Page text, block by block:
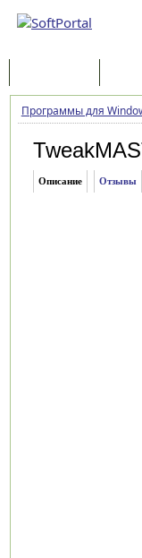
Программы для
Описание Отзывы